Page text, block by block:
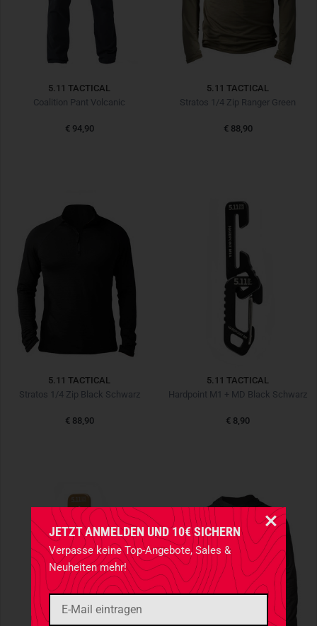
JETZT ANMELDEN UND 10€ SICHERN
Verpasse keine Top-Angebote, Sales &
Neuheiten mehr!
5.11 TACTICAL
Coalition Pant Volcanic
€ 94,90
5.11 TACTICAL
Stratos 1/4 Zip Ranger Green
€ 88,90
5.11 TACTICAL
Stratos 1/4 Zip Black Schwarz
€ 88,90
5.11 TACTICAL
Hardpoint M1 + MD Black Schwarz
€ 8,90